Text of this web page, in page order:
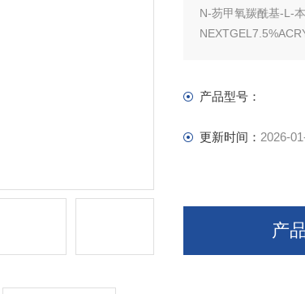
N-芴甲氧羰酰基-L-
产品型号：
更新时间： 2026-
产